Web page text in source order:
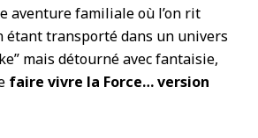
aventure familiale où l’on rit
étant transporté dans un univers
mais détourné avec fantaisie,
faire vivre la Force… version